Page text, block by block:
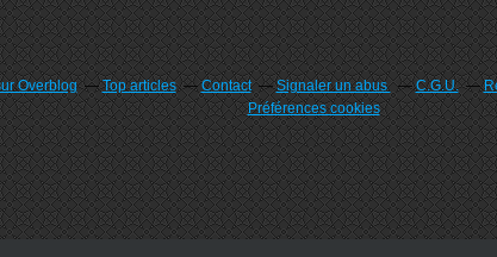
Overblog Top articles Contact Signaler un abus C.G.U.
Préférences cookies